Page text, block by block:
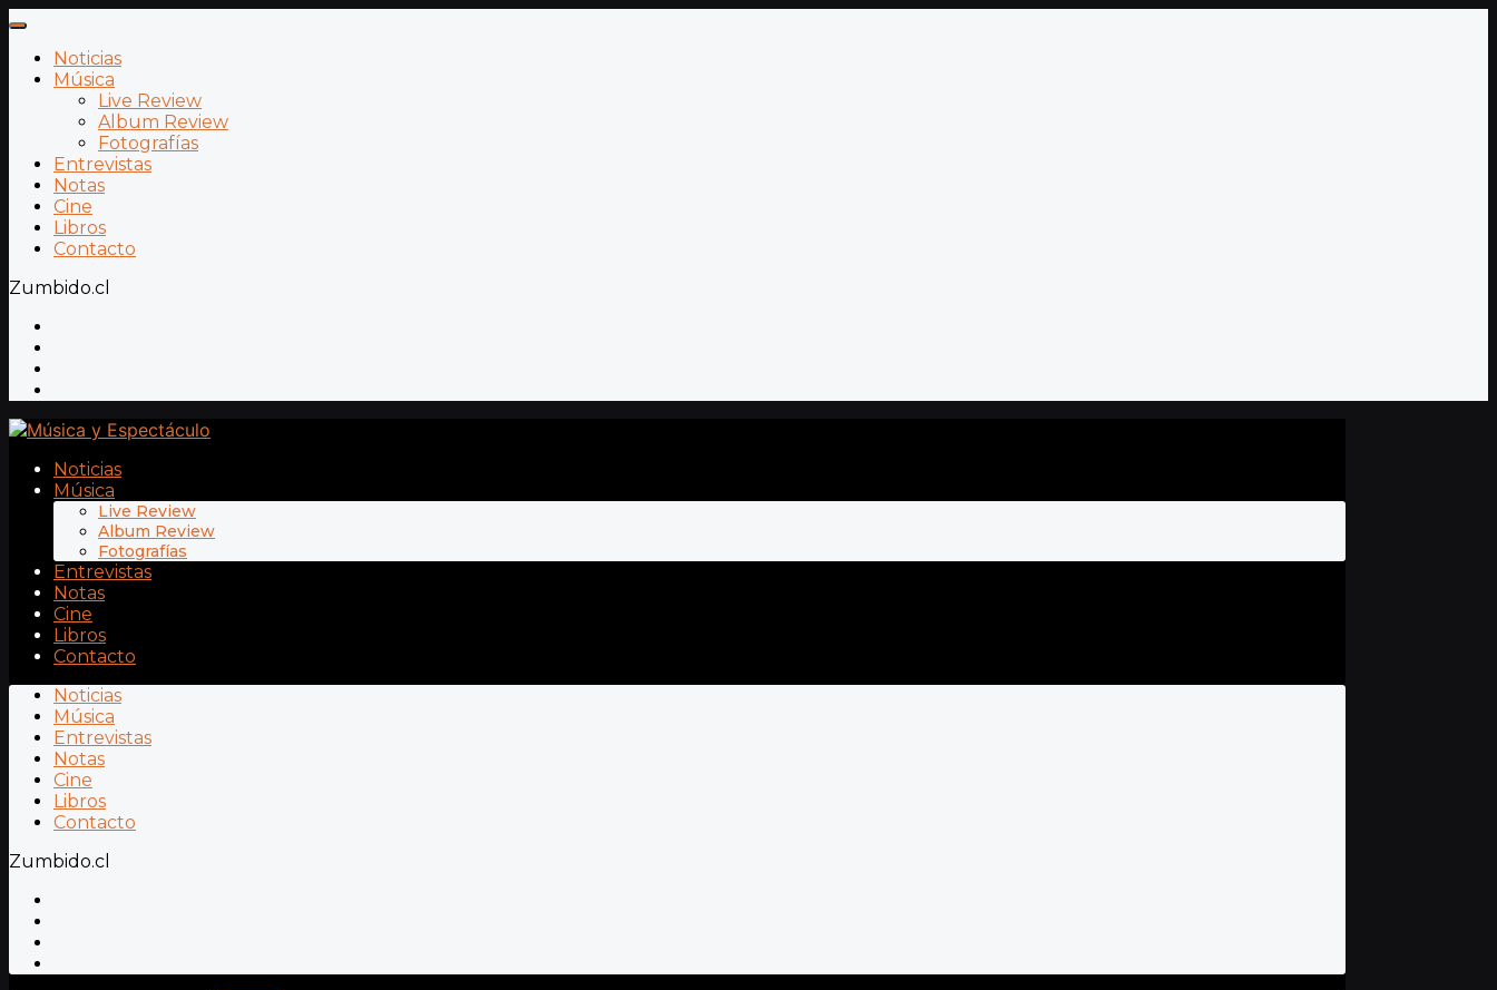
Noticias
Música
Live Review
Album Review
Fotografías
Entrevistas
Notas
Cine
Libros
Contacto
Zumbido.cl
Noticias
Música
Live Review
Album Review
Fotografías
Entrevistas
Notas
Cine
Libros
Contacto
Noticias
Música
Entrevistas
Notas
Cine
Libros
Contacto
Zumbido.cl